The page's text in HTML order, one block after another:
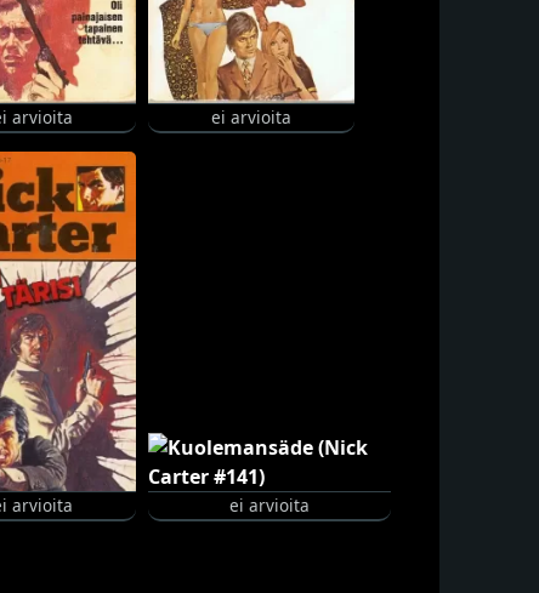
arvioita ei arvioita
arvioita ei arvioita